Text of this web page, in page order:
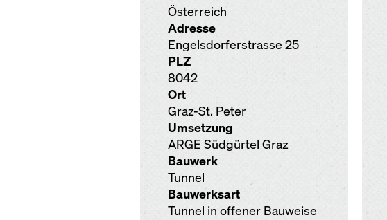
Österreich
Adresse
Engelsdorferstrasse 25
PLZ
8042
Ort
Graz-St. Peter
Umsetzung
ARGE Südgürtel Graz
Bauwerk
Tunnel
Bauwerksart
Tunnel in offener Bauweise